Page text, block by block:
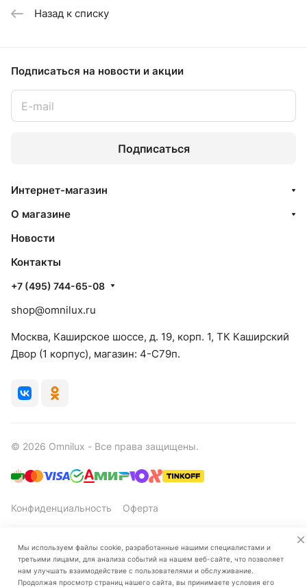
Назад к списку
Подписаться на новости и акции
Подписаться
Интернет-магазин
О магазине
Новости
Контакты
+7 (495) 744-65-08
shop@omnilux.ru
Москва, Каширское шоссе, д. 19, корп. 1, ТК Каширский
Двор (1 корпус), магазин: 4-C79п.
© 2026 Omnilux - Все права защищены.
Конфиденциальность Оферта
Мы используем файлы cookie, разработанные нашими специалистами и
третьими лицами, для анализа событий на нашем веб-сайте, что позволяет
нам улучшать взаимодействие с пользователями и обслуживание.
Продолжая просмотр страниц нашего сайта, вы принимаете условия его